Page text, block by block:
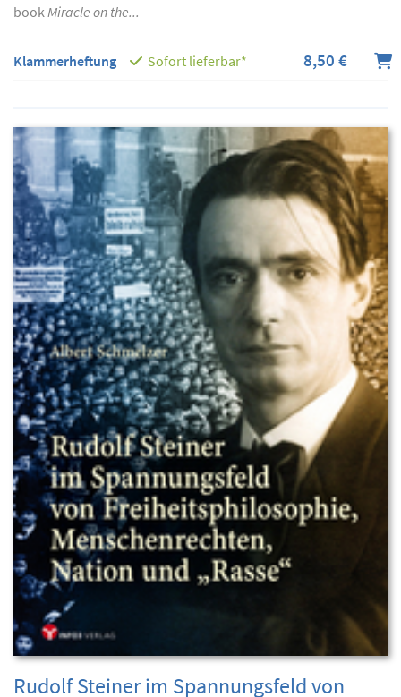
bookMiracle on the...
Klammerheftung Sofort lieferbar* 8,50 €
Rudolf Steiner im Spannungsfeld von